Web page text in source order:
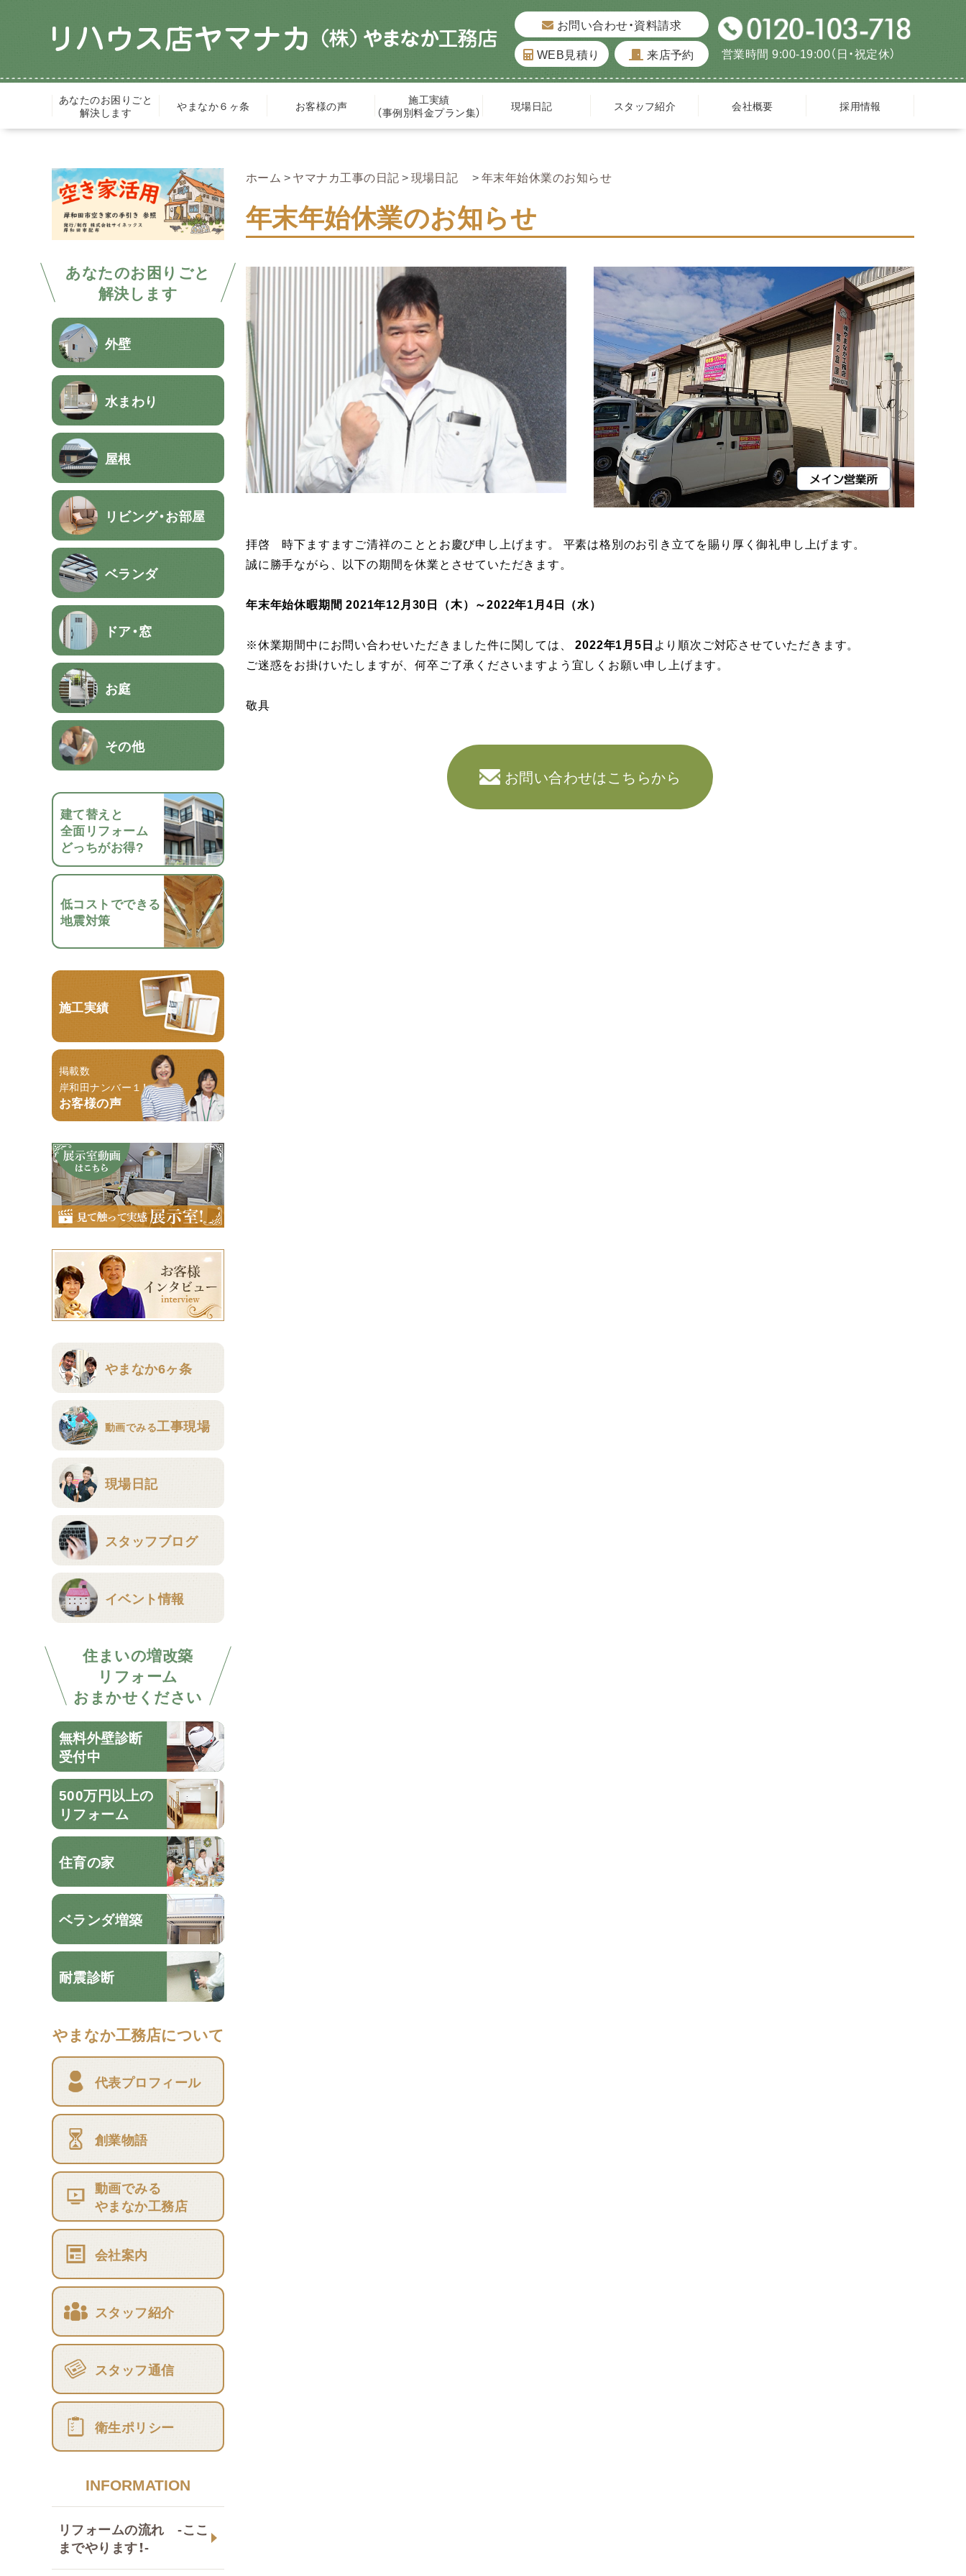
お問い合わせ・資料請求
WEB見積り
来店予約 営業時間 9:00-19:00（日・祝定休）
あなたのお困りごと
解決します
やまなか６ヶ条 お客様の声
施工実績
（事例別料金プラン集）
現場日記 スタッフ紹介 会社概要 採用情報
あなたのお困りごと
解決します
外壁
水まわり
屋根
リビング・お部屋
ベランダ
ドア・窓
お庭
その他
建て替えと
全面リフォーム
どっちがお得?
低コストでできる
地震対策
施工実績
掲載数
岸和田ナンバー１！
お客様の声
やまなか6ヶ条
動画でみる工事現場
現場日記
スタッフブログ
イベント情報
住まいの増改築
リフォーム
おまかせください
無料外壁診断
受付中
500万円以上の
リフォーム
住育の家
ベランダ増築
耐震診断
やまなか工務店について
代表プロフィール
創業物語
動画でみる
やまなか工務店
会社案内
スタッフ紹介
スタッフ通信
衛生ポリシー
INFORMATION
リフォームの流れ -ここ
までやります！-
ホーム ヤマナカ工事の日記 現場日記 年末年始休業のお知らせ
年末年始休業のお知らせ
拝啓 時下ますますご清祥のこととお慶び申し上げます。 平素は格別のお引き立てを賜り厚く御礼申し上げます。
誠に勝手ながら、以下の期間を休業とさせていただきます。
年末年始休暇期間 2021年12月30日（木）～2022年1月4日（水）
※休業期間中にお問い合わせいただきました件に関しては、 2022年1月5日 より順次ご対応させていただきます。
ご迷惑をお掛けいたしますが、何卒ご了承くださいますよう宜しくお願い申し上げます。
敬具
お問い合わせはこちらから